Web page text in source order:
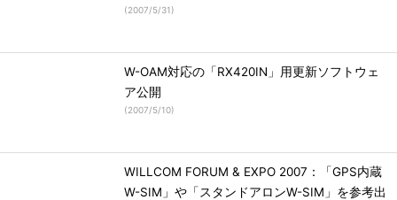
(2007/5/31)
W-OAM対応の「RX420IN」用更新ソフトウェ
ア公開
(2007/5/10)
WILLCOM FORUM & EXPO 2007：「GPS内蔵
W-SIM」や「スタンドアロンW-SIM」を参考出